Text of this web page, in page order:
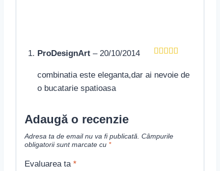
din 5
ProDesignArt – 20/10/2014
combinatia este eleganta,dar ai nevoie de
o bucatarie spatioasa
Adaugă o recenzie
Adresa ta de email nu va fi publicată. Câmpurile
obligatorii sunt marcate cu *
Evaluarea ta *